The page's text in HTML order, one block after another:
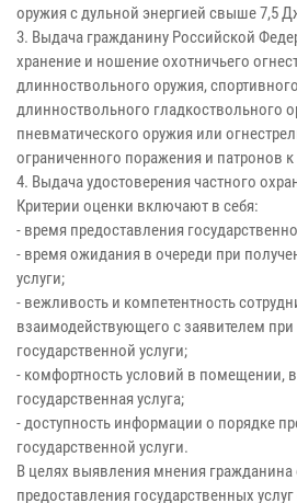
оружия с дульной энергией свыше 7,5
3. Выдача гражданину Российской
хранение и ношение охотничьего
длинноствольного оружия,
длинноствольного гладкоствольного
пневматического оружия или
ограниченного поражения и патронов к
4. Выдача удостоверения частного
Критерии оценки включают в себя:
- время предоставления
- время ожидания в очереди при
услуги;
- вежливость и компетентность
взаимодействующего с заявителем
государственной услуги;
- комфортность условий в помещении,
государственная услуга;
- доступность информации о порядке
государственной услуги.
В целях выявления мнения гражданина
предоставления государственных